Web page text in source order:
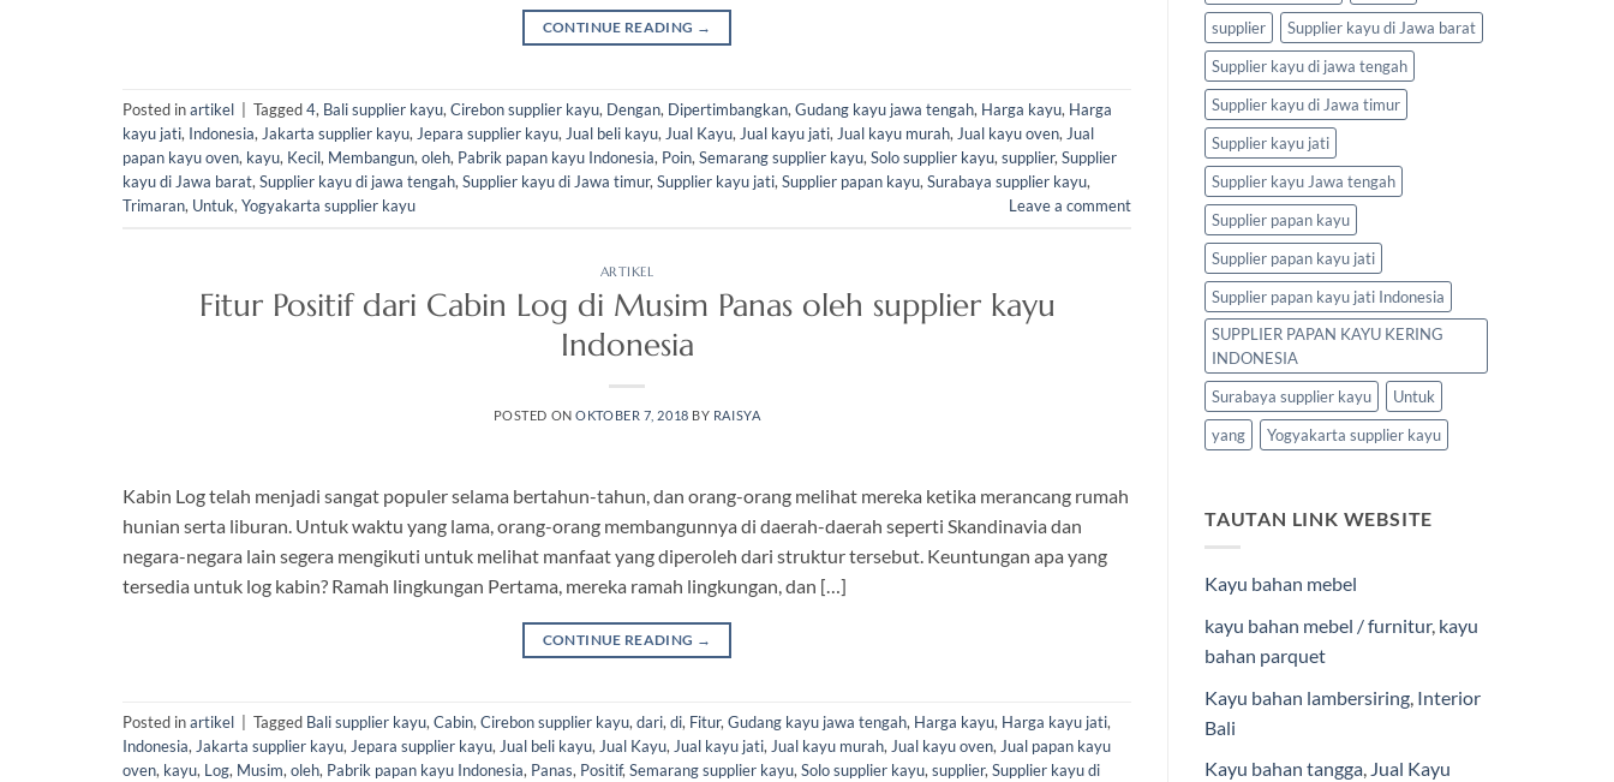
CONTINUE READING →
Posted inartikel Tagged4, Bali supplier kayu,Cirebon supplier kayu, Dengan, Dipertimbangkan,Gudang kayu jawa tengah, Harga kayu, Harga
kayu jati, Indonesia,Jakarta supplier kayu,Jepara supplier kayu,Jual beli kayu,Jual Kayu,Jual kayu jati,Jual kayu murah,Jual kayu oven,Jual
papan kayu oven, kayu, Kecil, Membangun,oleh, Pabrik papan kayu Indonesia, Poin,Semarang supplier kayu,Solo supplier kayu,supplier,Supplier
kayu di Jawa barat,Supplier kayu di jawa tengah,Supplier kayu di Jawa timur,Supplier kayu jati,Supplier papan kayu,Surabaya supplier kayu,
Trimaran, Untuk,Yogyakarta supplier kayu Leave a comment
ARTIKEL
Fitur Positif dari Cabin Log di Musim Panas oleh supplier kayu
Indonesia
POSTED ONOKTOBER 7, 2018 BY RAISYA
Kabin Log telah menjadi sangat populer selama bertahun-tahun, dan orang-orang melihat mereka ketika merancang rumah
hunian serta liburan. Untuk waktu yang lama, orang-orang membangunnya di daerah-daerah seperti Skandinavia dan
negara-negara lain segera mengikuti untuk melihat manfaat yang diperoleh dari struktur tersebut. Keuntungan apa yang
tersedia untuk log kabin? Ramah lingkungan Pertama, mereka ramah lingkungan, dan […]
CONTINUE READING →
Posted inartikel Tagged Bali supplier kayu, Cabin, Cirebon supplier kayu, dari, di, Fitur, Gudang kayu jawa tengah, Harga kayu, Harga kayu jati,
Indonesia, Jakarta supplier kayu, Jepara supplier kayu, Jual beli kayu, Jual Kayu, Jual kayu jati, Jual kayu murah, Jual kayu oven, Jual papan kayu
oven, kayu, Log, Musim, oleh, Pabrik papan kayu Indonesia, Panas, Positif, Semarang supplier kayu, Solo supplier kayu, supplier, Supplier kayu di
supplier
Supplier kayu di Jawa barat
Supplier kayu di jawa tengah
Supplier kayu di Jawa timur
Supplier kayu jati
Supplier kayu Jawa tengah
Supplier papan kayu
Supplier papan kayu jati
Supplier papan kayu jati Indonesia
SUPPLIER PAPAN KAYU KERING
INDONESIA
Surabaya supplier kayu
Untuk
yang
Yogyakarta supplier kayu
TAUTAN LINK WEBSITE
Kayu bahan mebel
kayu bahan mebel / furnitur, kayu
bahan parquet
Kayu bahan lambersiring Interior
Bali
Kayu bahan tangga, Jual Kayu